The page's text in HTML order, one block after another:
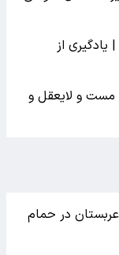
زن با شاگرد ۱۷ ساله | یادگیری از
مست و لایعقل و
عربستان در حمام